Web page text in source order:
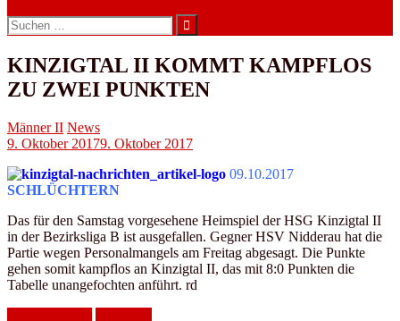
Suchen
nach:
KINZIGTAL II KOMMT KAMPFLOS
ZU ZWEI PUNKTEN
Männer II News
9. Oktober 20179. Oktober 2017
09.10.2017
SCHLÜCHTERN
Das für den Samstag vorgesehene Heimspiel der HSG Kinzigtal II
in der Bezirksliga B ist ausgefallen. Gegner HSV Nidderau hat die
Partie wegen Personalmangels am Freitag abgesagt. Die Punkte
gehen somit kampflos an Kinzigtal II, das mit 8:0 Punkten die
Tabelle unangefochten anführt. rd